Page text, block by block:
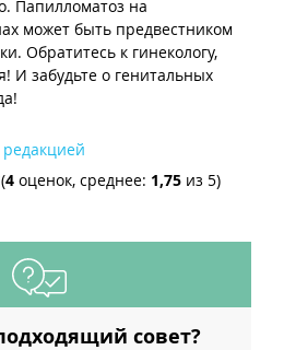
Папилломатоз на
может быть предвестником
Обратитесь к гинекологу,
И забудьте о генитальных
редакцией
(4оценок, среднее: 1,75из 5)
совет?